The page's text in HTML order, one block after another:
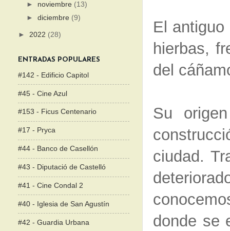
El
hierbas,
del
Su
ciudad.
donde se
► noviembre (13)
►diciembre (9)
► 2022 (28)
ENTRADAS POPULARES
#142 - Edificio Capitol
#45 - Cine Azul
#153 - Ficus Centenario
#17 - Pryca
#44 - Banco de Casellón
#43 - Diputació de Castelló
#41 - Cine Condal 2
#40 - Iglesia de San Agustín
#42 - Guardia Urbana